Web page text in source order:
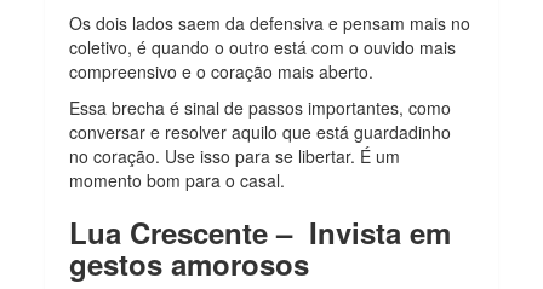
Os dois lados saem da defensiva e pensam mais no
coletivo, é quando o outro está com o ouvido mais
compreensivo e o coração mais aberto.
Essa brecha é sinal de passos importantes, como
conversar e resolver aquilo que está guardadinho
no coração. Use isso para se libertar. É um
momento bom para o casal.
Lua Crescente – Invista em
gestos amorosos